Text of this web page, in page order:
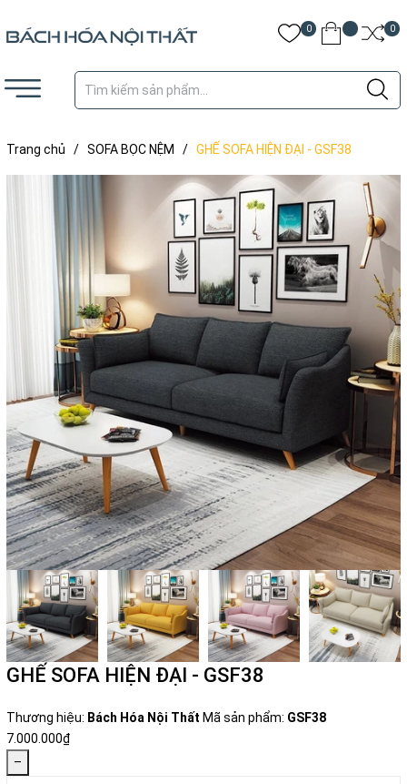
0 0
Trang chủ / SOFA BỌC NỆM / GHẾ SOFA HIỆN ĐẠI - GSF38
GHẾ SOFA HIỆN ĐẠI - GSF38
Thương hiệu: Bách Hóa Nội Thất Mã sản phẩm: GSF38
7.000.000₫
–